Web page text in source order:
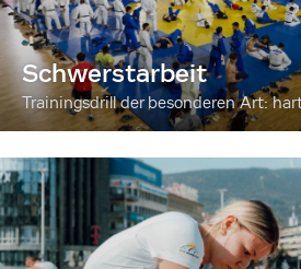
Schwerstarbeit
Trainingsdrill der besonderen Art: